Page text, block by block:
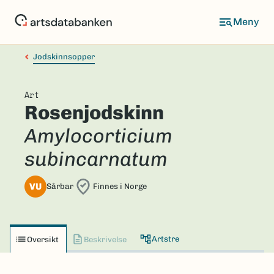
Jodskinnsopper
Art
Rosenjodskinn
Amylocorticium
subincarnatum
VU Sårbar Finnes i Norge
Oversikt Beskrivelse Artstre